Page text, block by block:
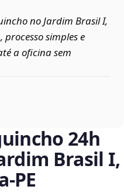
no Jardim Brasil I,
processo simples e
a oficina sem
24h
Brasil I,